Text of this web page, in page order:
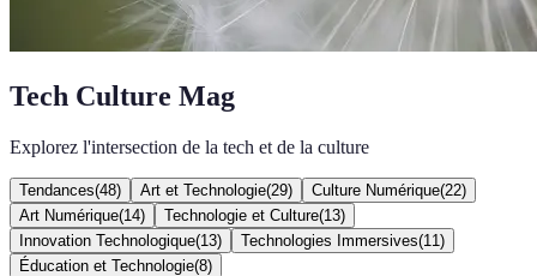
Tech Culture Mag
Explorez l'intersection de la tech et de la culture
Tendances(48) Art et Technologie(29) Culture Numérique(22)
Art Numérique(14) Technologie et Culture(13)
Innovation Technologique(13) Technologies Immersives(11 )
Éducation et Technologie(8)